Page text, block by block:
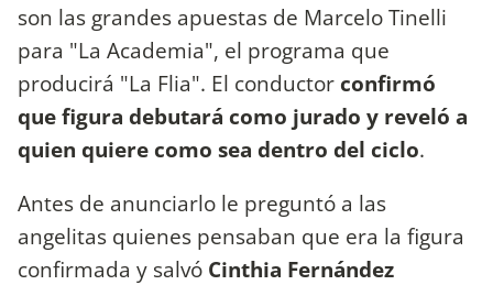
son las grandes apuestas de Marcelo Tinelli
para "La Academia", el programa que
producirá "La Flia". El conductor confirmó
que figura debutará como jurado y reveló a
quien quiere como sea dentro del ciclo.
Antes de anunciarlo le preguntó a las
angelitas quienes pensaban que era la figura
confirmada y salvó Cinthia Fernández